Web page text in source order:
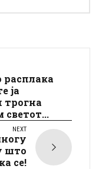
расплака
ја
трогна
NEXT
што
се!